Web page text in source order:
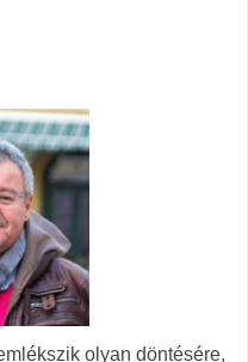
olyan döntésére,